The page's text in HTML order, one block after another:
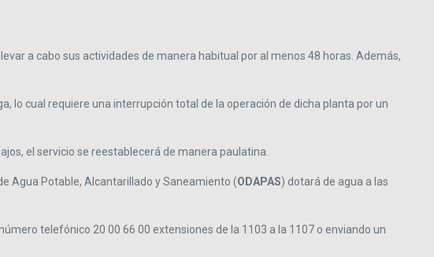
a cabo sus actividades de manera habitual por al menos 48 horas. Además,
lo cual requiere una interrupción total de la operación de dicha planta por un
el servicio se reestablecerá de manera paulatina.
Agua Potable, Alcantarillado y Saneamiento (ODAPAS) dotará de agua a las
telefónico 20 00 66 00 extensiones de la 1103 a la 1107 o enviando un